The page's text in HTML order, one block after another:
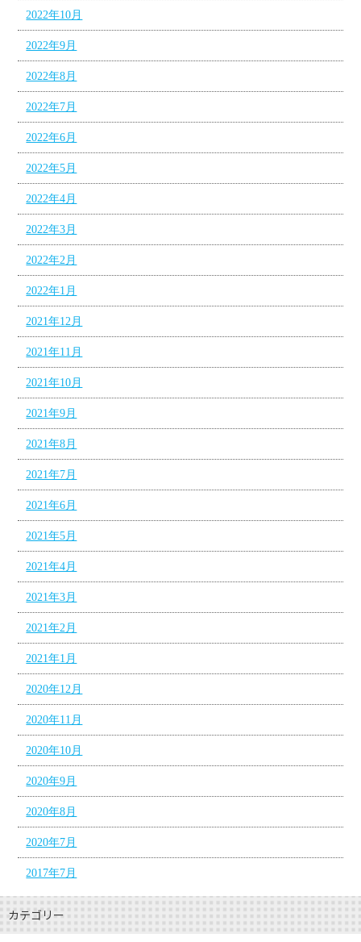
2022年10月
2022年9月
2022年8月
2022年7月
2022年6月
2022年5月
2022年4月
2022年3月
2022年2月
2022年1月
2021年12月
2021年11月
2021年10月
2021年9月
2021年8月
2021年7月
2021年6月
2021年5月
2021年4月
2021年3月
2021年2月
2021年1月
2020年12月
2020年11月
2020年10月
2020年9月
2020年8月
2020年7月
2017年7月
カテゴリー